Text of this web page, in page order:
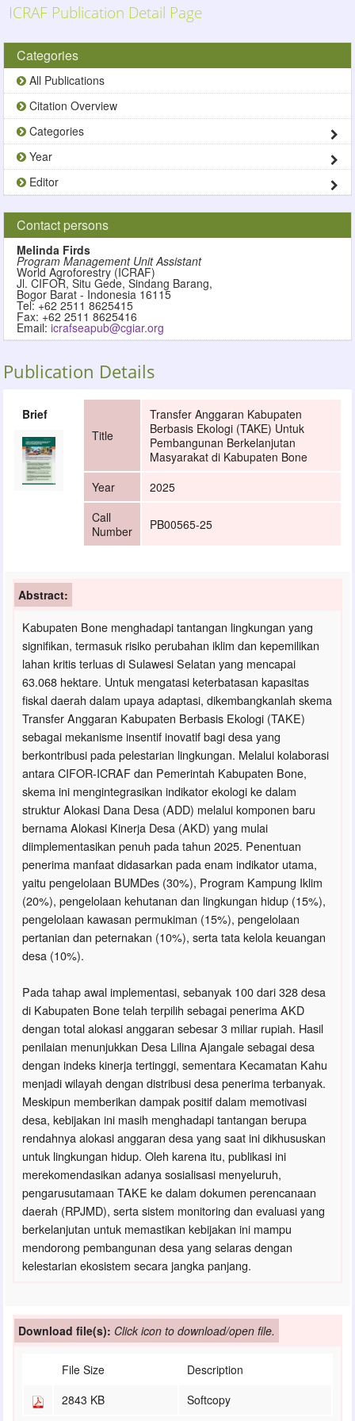
Skip to main content
ICRAF Publication Detail Page
Categories
All Publications
Citation Overview
Categories
Year
Editor
Contact persons
Melinda Firds
Program Management Unit Assistant
World Agroforestry (ICRAF)
Jl. CIFOR, Situ Gede, Sindang Barang,
Bogor Barat - Indonesia 16115
Tel: +62 2511 8625415
Fax: +62 2511 8625416
Email: icrafseapub@cgiar.org
Publication Details
Brief
Title
Transfer Anggaran Kabupaten
Berbasis Ekologi (TAKE) Untuk
Pembangunan Berkelanjutan
Masyarakat di Kabupaten Bone
Year
2025
Call
Number
PB00565-25
Abstract:
Kabupaten Bone menghadapi tantangan lingkungan yang
signifikan, termasuk risiko perubahan iklim dan kepemilikan
lahan kritis terluas di Sulawesi Selatan yang mencapai
63.068 hektare. Untuk mengatasi keterbatasan kapasitas
fiskal daerah dalam upaya adaptasi, dikembangkanlah skema
Transfer Anggaran Kabupaten Berbasis Ekologi (TAKE)
sebagai mekanisme insentif inovatif bagi desa yang
berkontribusi pada pelestarian lingkungan. Melalui kolaborasi
antara CIFOR-ICRAF dan Pemerintah Kabupaten Bone,
skema ini mengintegrasikan indikator ekologi ke dalam
struktur Alokasi Dana Desa (ADD) melalui komponen baru
bernama Alokasi Kinerja Desa (AKD) yang mulai
diimplementasikan penuh pada tahun 2025. Penentuan
penerima manfaat didasarkan pada enam indikator utama,
yaitu pengelolaan BUMDes (30%), Program Kampung Iklim
(20%), pengelolaan kehutanan dan lingkungan hidup (15%),
pengelolaan kawasan permukiman (15%), pengelolaan
pertanian dan peternakan (10%), serta tata kelola keuangan
desa (10%).
Pada tahap awal implementasi, sebanyak 100 dari 328 desa
di Kabupaten Bone telah terpilih sebagai penerima AKD
dengan total alokasi anggaran sebesar 3 miliar rupiah. Hasil
penilaian menunjukkan Desa Lilina Ajangale sebagai desa
dengan indeks kinerja tertinggi, sementara Kecamatan Kahu
menjadi wilayah dengan distribusi desa penerima terbanyak.
Meskipun memberikan dampak positif dalam memotivasi
desa, kebijakan ini masih menghadapi tantangan berupa
rendahnya alokasi anggaran desa yang saat ini dikhususkan
untuk lingkungan hidup. Oleh karena itu, publikasi ini
merekomendasikan adanya sosialisasi menyeluruh,
pengarusutamaan TAKE ke dalam dokumen perencanaan
daerah (RPJMD), serta sistem monitoring dan evaluasi yang
berkelanjutan untuk memastikan kebijakan ini mampu
mendorong pembangunan desa yang selaras dengan
kelestarian ekosistem secara jangka panjang.
Download file(s): Click icon to download/open file.
File Size
Description
2843 KB
Softcopy